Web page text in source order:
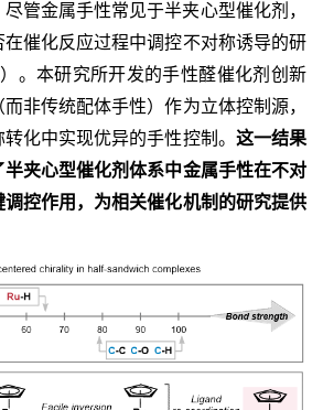
管金属手性常见于半夹心型催化剂，
催化反应过程中调控不对称诱导的研
。本研究所开发的手性醛催化剂创新
非传统配体手性）作为立体控制源，
化中实现优异的手性控制。 这一结果
夹心型催化剂体系中金属手性在不对
控作用，为相关催化机制的研究提供